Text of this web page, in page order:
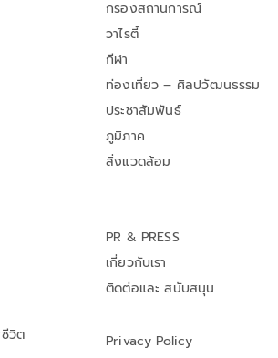
กรองสถานการณ์
วาไรตี้
กีฬา
ท่องเที่ยว – ศิลปวัฒนธรรม
ประชาสัมพันธ์
ภูมิภาค
สิ่งแวดล้อม
วิต
PR & PRESS
เกี่ยวกับเรา
ติดต่อและ สนับสนุน
Privacy Policy